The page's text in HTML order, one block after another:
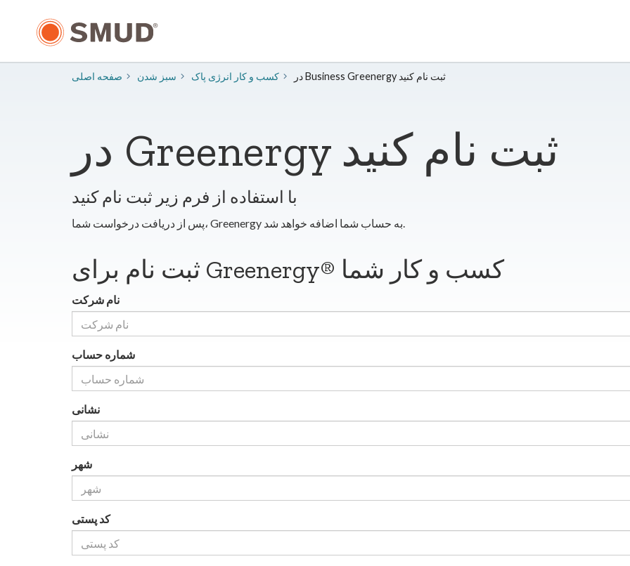
صفحه اصلی سبز شدن کسب و کار انرژی پاک در Business Greenergy ثبت نام کنید
در Greenergy ثبت نام کنید
با استفاده از فرم زیر ثبت نام کنید
پس از دریافت درخواست شما، Greenergy به حساب شما اضافه خواهد شد.
ثبت نام برای Greenergy® کسب و کار شما
نام شرکت
شماره حساب
نشانی
شهر
کد پستی